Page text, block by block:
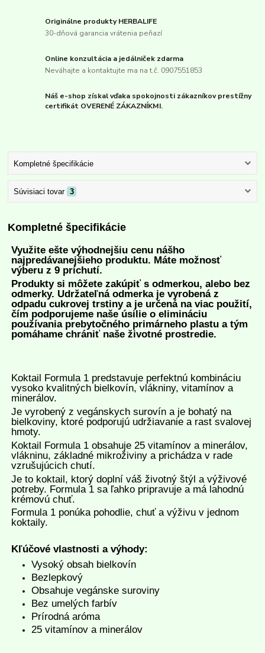
Originálne produkty HERBALIFE
30-dňová garancia vrátenia peňazí
Online konzultácia a jedálniček zdarma
Neváhajte a kontaktujte ma na t.č. 0907551853
Náš e-shop získal vďaka spokojnosti zákazníkov prestížny
certifikát OVERENÉ ZÁKAZNÍKMI.
Kompletné špecifikácie
Súvisiaci tovar 3
Kompletné špecifikácie
Využite ešte výhodnejšiu cenu nášho
najpredávanejšieho produktu. Máte možnosť
výberu z 9 príchutí.
Produkty si môžete zakúpiť s odmerkou, alebo bez
odmerky. Udržateľná odmerka je vyrobená z
odpadu cukrovej trstiny a je určená na viac použití,
čím podporujeme naše úsilie o elimináciu
používania prebytočného primárneho plastu a tým
pomáhame chrániť naše životné prostredie.
Koktail Formula 1 predstavuje perfektnú kombináciu
vysoko kvalitných bielkovín, vlákniny, vitamínov a
minerálov.
Je vyrobený z vegánskych surovín a je bohatý na
bielkoviny, ktoré podporujú udržiavanie a rast svalovej
hmoty.
Koktail Formula 1 obsahuje 25 vitamínov a minerálov,
vlákninu, základné mikroživiny a prichádza v rade
vzrušujúcich chutí.
Je to koktail, ktorý doplní váš životný štýl a výživové
potreby. Formula 1 sa ľahko pripravuje a má lahodnú
krémovú chuť.
Formula 1 ponúka pohodlie, chuť a výživu v jednom
koktaily.
Kľúčové vlastnosti a výhody:
Vysoký obsah bielkovín
Bezlepkový
Obsahuje vegánske suroviny
Bez umelých farbív
Prírodná aróma
25 vitamínov a minerálov